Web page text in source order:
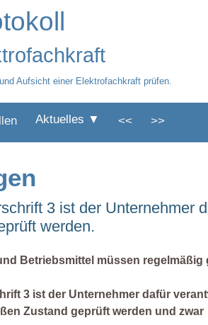
Aufsicht einer Elektrofachkraft prüfen.
Aktuelles ▼ << >>
3 ist der Unternehmer
werden.
Betriebsmittel müssen regelmäßig
3 ist der Unternehmer dafür
Zustand geprüft werden und zwar